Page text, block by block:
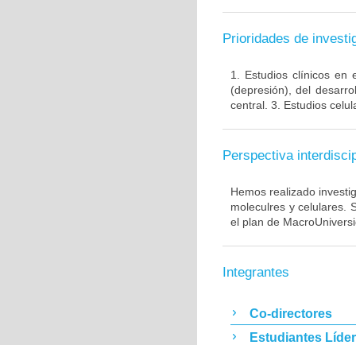
Prioridades de
1. Estudios clínicos en
(depresión), del
central. 3. Estudios
Perspectiva
Hemos realizado
moleculres y celulares.
el plan de
Integrantes
Co-directores
Estudiantes